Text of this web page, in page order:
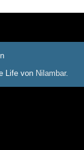
Life von Nilambar.